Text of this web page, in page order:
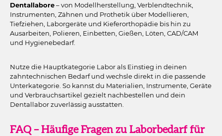
Dentallabore– von Modellherstellung, Verblendtechnik,
Instrumenten, Zähnen und Prothetik über Modellieren,
Tiefziehen, Laborgeräte und Kieferorthopädie bis hin zu
Ausarbeiten, Polieren, Einbetten, Gießen, Löten, CAD/CAM
und Hygienebedarf.
Nutze die Hauptkategorie Labor als Einstieg in deinen
zahntechnischen Bedarf und wechsle direkt in die passende
Unterkategorie. So kannst du Materialien, Instrumente, Geräte
und Verbrauchsartikel gezielt nachbestellen und dein
Dentallabor zuverlässig ausstatten.
FAQ – Häufige Fragen zu Laborbedarf für